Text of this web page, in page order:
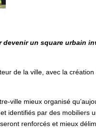
devenir un square urbain
de la ville, avec la
ville mieux organisé
identifiés par des mobiliers
renforcés et mieux